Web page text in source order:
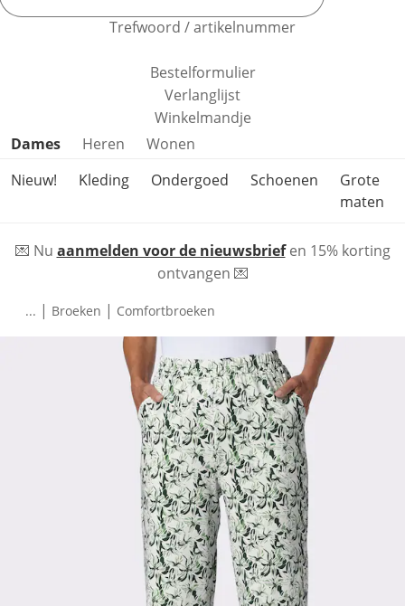
Trefwoord / artikelnummer
Bestelformulier
Verlanglijst
Winkelmandje
Productcategorieën overslaan
Dames Heren
Wonen
Nieuw!
Kleding Ondergoed Schoenen
Grote
maten
💌 Nu aanmelden voor de nieuwsbriefen 15% korting
ontvangen 💌
... | Broeken | Comfortbroeken